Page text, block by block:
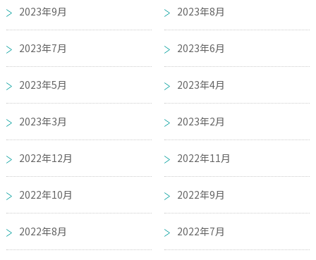
2023年9月 2023年8月
2023年7月 2023年6月
2023年5月 2023年4月
2023年3月 2023年2月
2022年12月 2022年11月
2022年10月 2022年9月
2022年8月 2022年7月